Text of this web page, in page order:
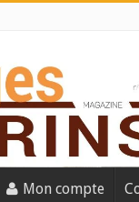
Mon compte